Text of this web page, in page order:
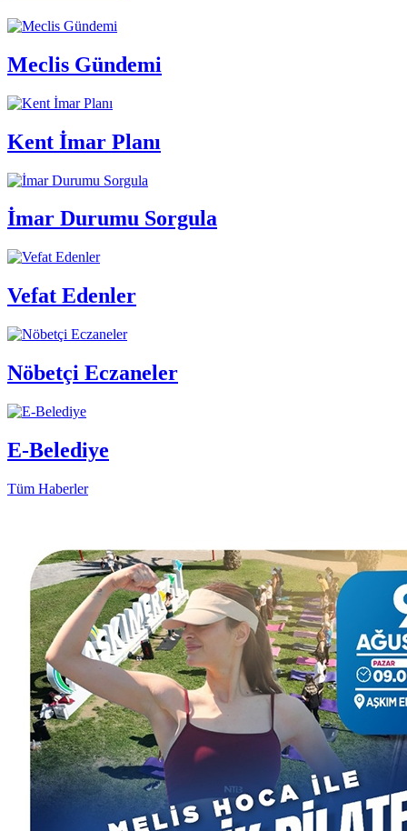
Meclis Gündemi
Kent İmar Planı
İmar Durumu Sorgula
Vefat Edenler
Nöbetçi Eczaneler
E-Belediye
Tüm Haberler